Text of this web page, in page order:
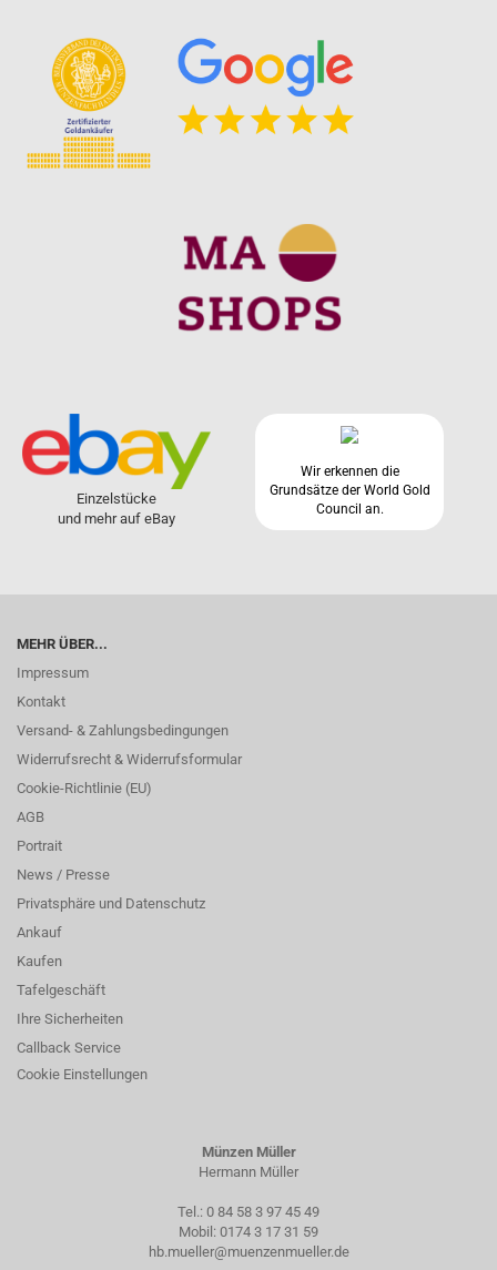
Einzelstücke
und mehr auf eBay
Wir erkennen die
Grundsätze der World Gold
Council an.
MEHR ÜBER...
Impressum
Kontakt
Versand- & Zahlungsbedingungen
Widerrufsrecht & Widerrufsformular
Cookie-Richtlinie (EU)
AGB
Portrait
News / Presse
Privatsphäre und Datenschutz
Ankauf
Kaufen
Tafelgeschäft
Ihre Sicherheiten
Callback Service
Cookie Einstellungen
Münzen Müller
Hermann Müller
Tel.: 0 84 58 3 97 45 49
Mobil: 0174 3 17 31 59
hb.mueller@muenzenmueller.de